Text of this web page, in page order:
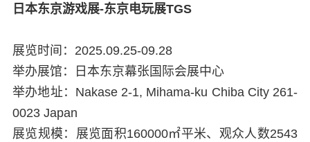
日本东京游戏展-东京电玩展TGS
展览时间：2025.09.25-09.28
举办展馆：日本东京幕张国际会展中心
举办地址：Nakase 2-1, Mihama-ku Chiba City 261-
0023 Japan
展览规模：展览面积160000㎡平米、观众人数2543